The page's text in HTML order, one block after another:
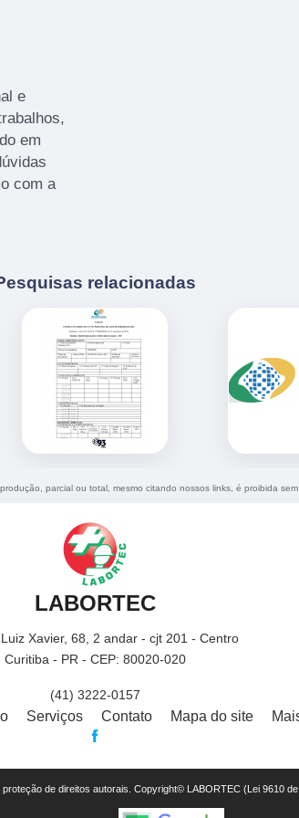
e
em
com a
relacionadas
parcial ou total, mesmo citando nossos links, é proibida
LABORTEC
Xavier, 68, 2 andar - cjt 201 - Centro
Curitiba - PR - CEP: 80020-020
(41) 3222-0157
Serviços Contato Mapa do site
de direitos autorais. Copyright© LABORTEC (Lei 9610